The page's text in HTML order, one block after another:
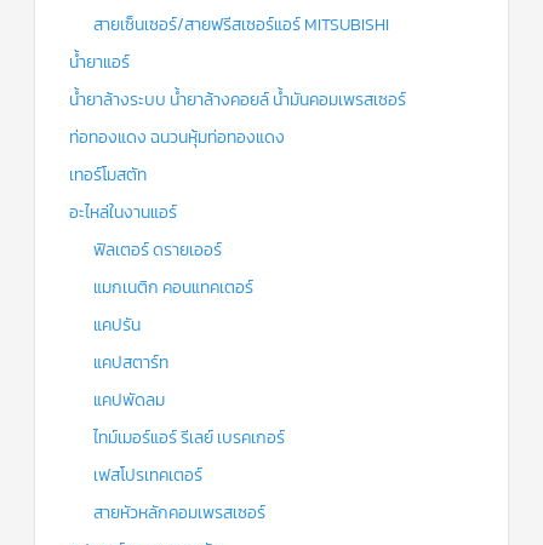
สายเซ็นเซอร์/สายฟรีสเซอร์แอร์ MITSUBISHI
น้ำยาแอร์
น้ำยาล้างระบบ น้ำยาล้างคอยล์ น้ำมันคอมเพรสเซอร์
ท่อทองแดง ฉนวนหุ้มท่อทองแดง
เทอร์โมสตัท
อะไหล่ในงานแอร์
ฟิลเตอร์ ดรายเออร์
แมกเนติก คอนแทคเตอร์
แคปรัน
แคปสตาร์ท
แคปพัดลม
ไทม์เมอร์แอร์ รีเลย์ เบรคเกอร์
เฟสโปรเทคเตอร์
สายหัวหลักคอมเพรสเซอร์